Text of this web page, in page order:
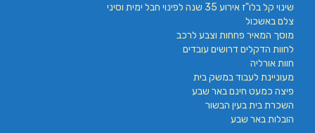
שינוי קל בלו"ז אירוע 35 שנה לפינוי חבל ימית וסיני
צלם באשכול
מוסך המאיר פחחות וצבע לרכב
לחוות הדקלים דרושים עובדים
חוות אורליה
מעוניינת לעבוד במשק בית
פיצה כמעט חינם באר שבע
השכרת בית בעין הבשור
הובלות באר שבע